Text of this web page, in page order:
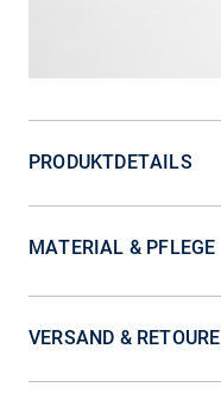
PRODUKTDETAILS
MATERIAL & PFLEGE
VERSAND & RETOURE